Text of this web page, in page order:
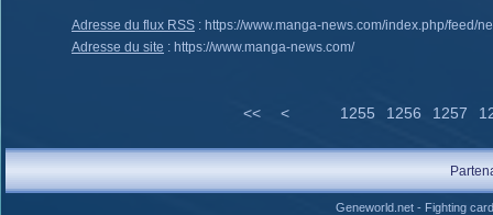
Adresse du flux RSS : https://www.manga-news.com/index.php/feed/
Adresse du site : https://www.manga-news.com/
<< < 1255 1256 1257
Geneworld.net- Fighting